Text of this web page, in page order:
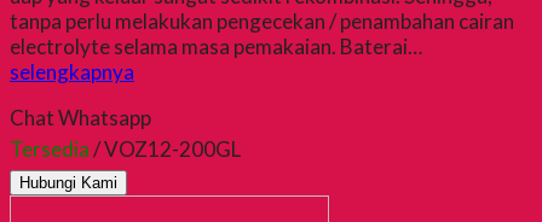
tanpa perlu melakukan pengecekan / penambahan cairan
electrolyte selama masa pemakaian. Baterai…
selengkapnya
Chat Whatsapp
Tersedia/ VOZ12-200GL
Hubungi Kami